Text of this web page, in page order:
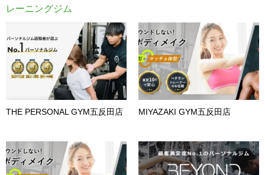
レーニングジム
THE PERSONAL GYM五反田店 MIYAZAKI GYM五反田店